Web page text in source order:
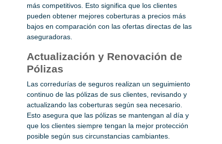
más competitivos. Esto significa que los clientes
pueden obtener mejores coberturas a precios más
bajos en comparación con las ofertas directas de las
aseguradoras.
Actualización y Renovación de
Pólizas
Las corredurías de seguros realizan un seguimiento
continuo de las pólizas de sus clientes, revisando y
actualizando las coberturas según sea necesario.
Esto asegura que las pólizas se mantengan al día y
que los clientes siempre tengan la mejor protección
posible según sus circunstancias cambiantes.